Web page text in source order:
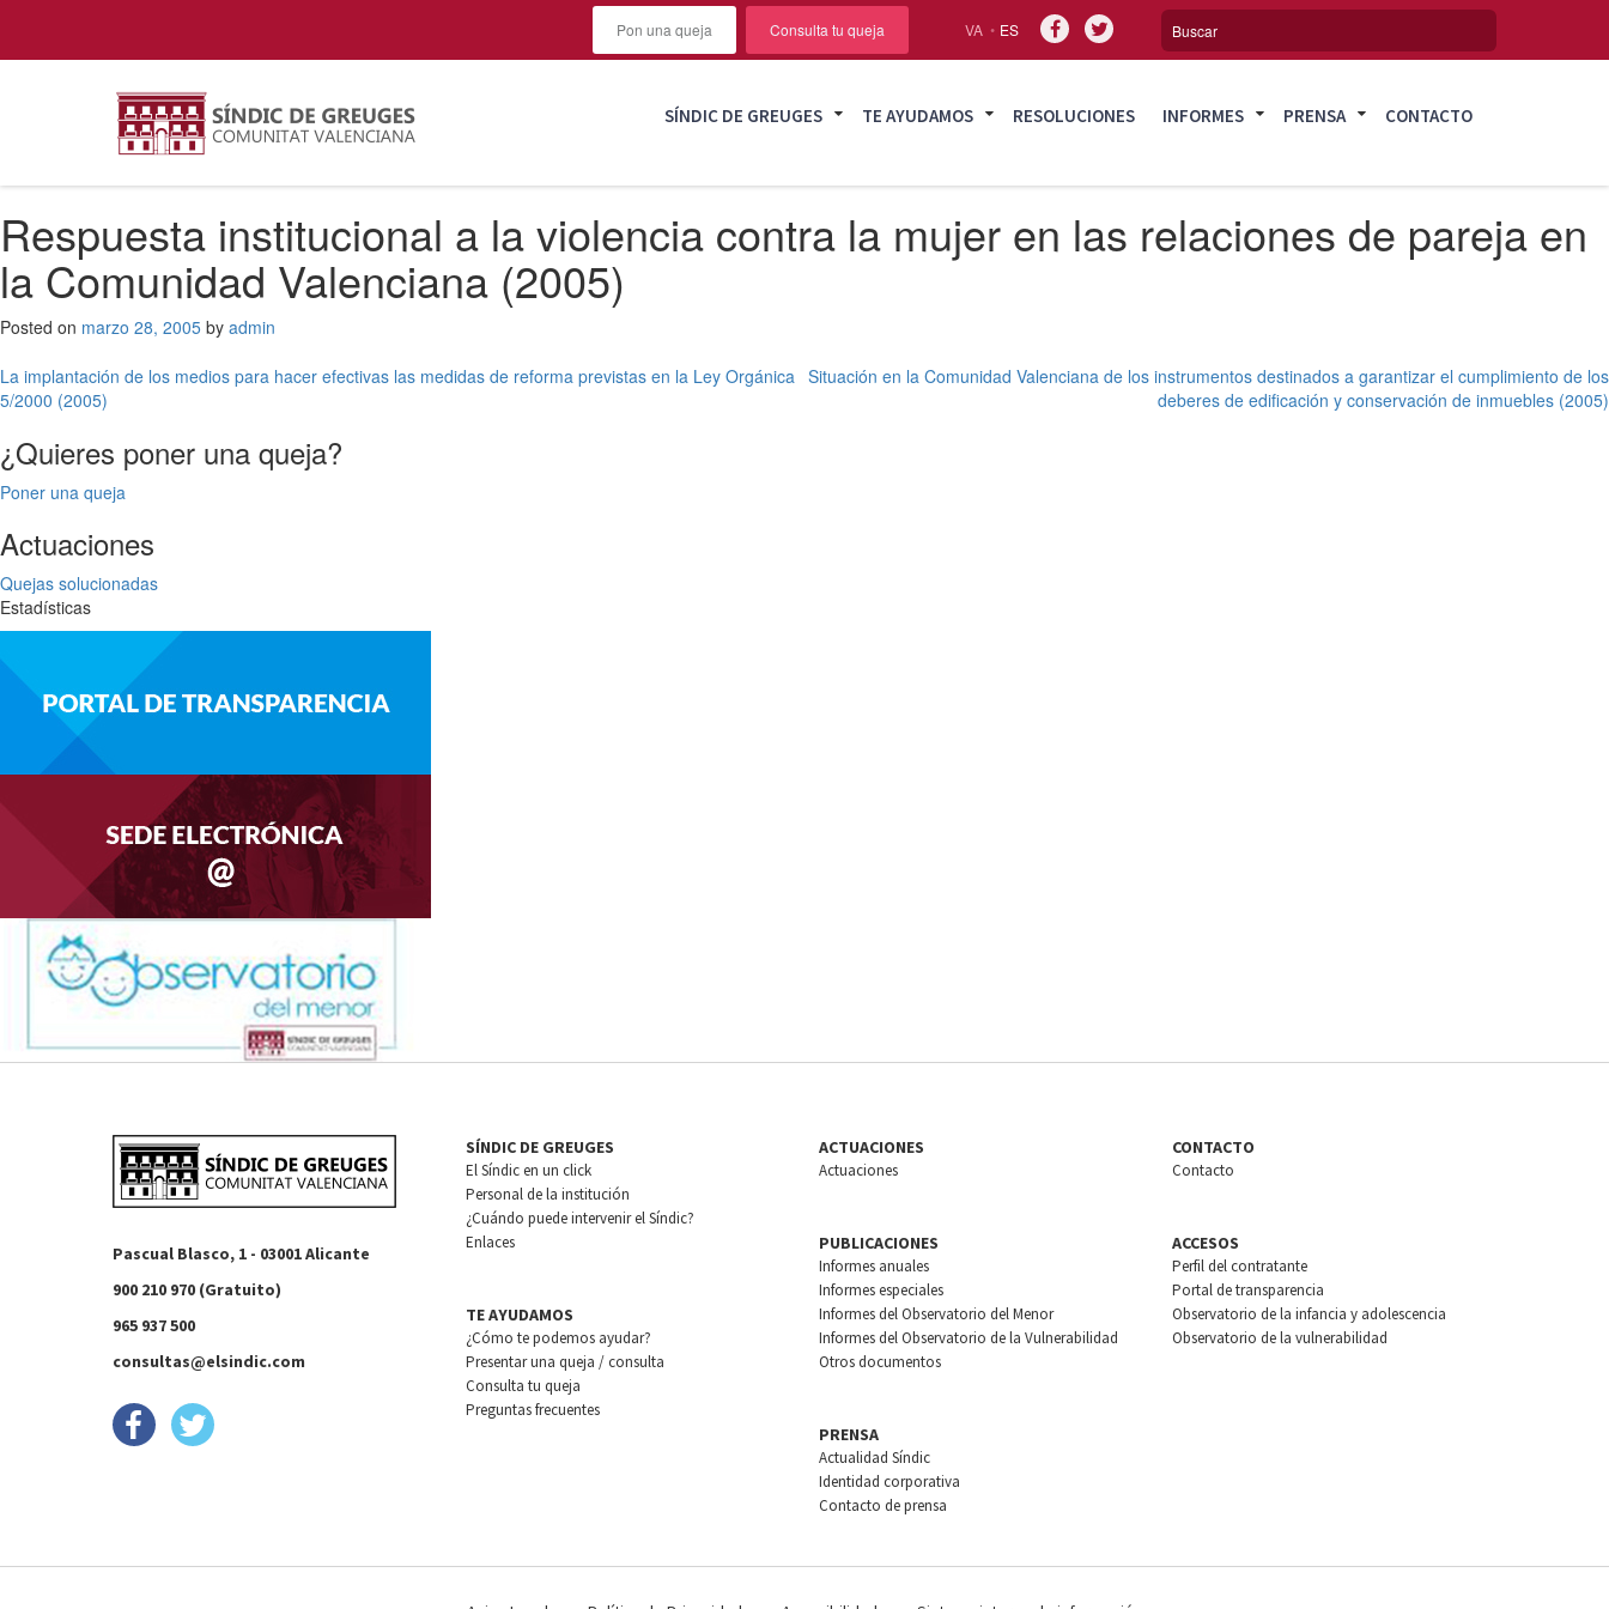
VA ES
Pon una queja Consulta tu queja
SÍNDIC DE GREUGES TE AYUDAMOS RESOLUCIONES INFORMES PRENSA CONTACTO
Respuesta institucional a la violencia contra la mujer en las relaciones de pareja en
la Comunidad Valenciana (2005)
Posted on marzo 28, 2005 by admin
Navegación
de
entradas
La implantación de los medios para hacer efectivas las medidas de reforma previstas en la Ley Orgánica
5/2000 (2005)
Situación en la Comunidad Valenciana de los instrumentos destinados a garantizar el cumplimiento de los
deberes de edificación y conservación de inmuebles (2005)
¿Quieres poner una queja?
Poner una queja
Actuaciones
Quejas solucionadas
Estadísticas
Pascual Blasco, 1 - 03001 Alicante
900 210 970 (Gratuito)
965 937 500
consultas@elsindic.com
SÍNDIC DE GREUGES
El Síndic en un click
Personal de la institución
¿Cuándo puede intervenir el Síndic?
Enlaces
TE AYUDAMOS
¿Cómo te podemos ayudar?
Presentar una queja / consulta
Consulta tu queja
Preguntas frecuentes
ACTUACIONES
Actuaciones
PUBLICACIONES
Informes anuales
Informes especiales
Informes del Observatorio del Menor
Informes del Observatorio de la Vulnerabilidad
Otros documentos
PRENSA
Actualidad Síndic
Identidad corporativa
Contacto de prensa
CONTACTO
Contacto
ACCESOS
Perfil del contratante
Portal de transparencia
Observatorio de la infancia y adolescencia
Observatorio de la vulnerabilidad